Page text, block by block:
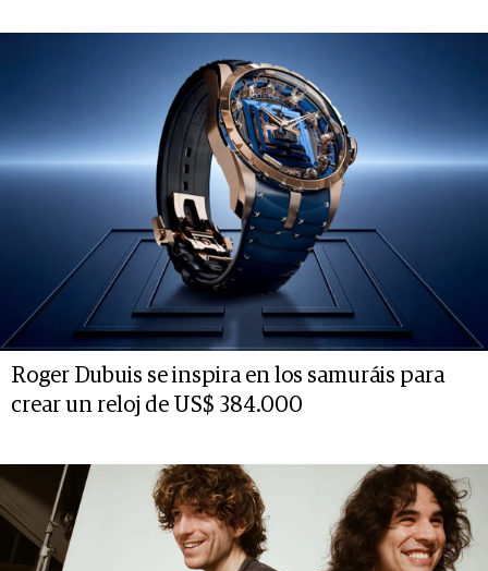
Roger Dubuis se inspira en los samuráis para
crear un reloj de US$ 384.000